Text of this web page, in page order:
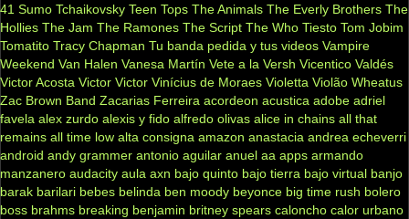
41 Sumo Tchaikovsky Teen Tops The Animals The Everly Brothers The
Hollies The Jam The Ramones The Script The Who Tiesto Tom Jobim
Tomatito Tracy Chapman Tu banda pedida y tus videos Vampire
Weekend Van Halen Vanesa Martín Vete a la Versh Vicentico Valdés
Victor Acosta Victor Victor Vinícius de Moraes Violetta Violão Wheatus
Zac Brown Band Zacarias Ferreira acordeon acustica adobe adriel
favela alex zurdo alexis y fido alfredo olivas alice in chains all that
remains all time low alta consigna amazon anastacia andrea echeverri
android andy grammer antonio aguilar anuel aa apps armando
manzanero audacity aula axn bajo quinto bajo tierra bajo virtual banjo
barak barilari bebes belinda ben moody beyonce big time rush bolero
boss brahms breaking benjamin britney spears caloncho calor urbano